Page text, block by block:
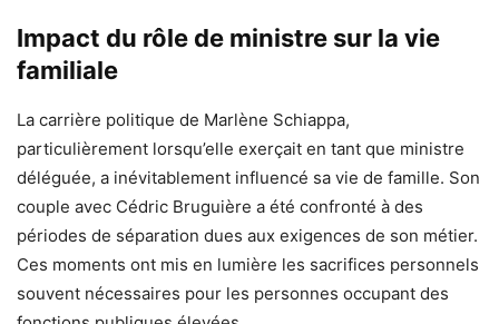
Impact du rôle de ministre sur la vie
familiale
La carrière politique de Marlène Schiappa,
particulièrement lorsqu’elle exerçait en tant que ministre
déléguée, a inévitablement influencé sa vie de famille. Son
couple avec Cédric Bruguière a été confronté à des
périodes de séparation dues aux exigences de son métier.
Ces moments ont mis en lumière les sacrifices personnels
souvent nécessaires pour les personnes occupant des